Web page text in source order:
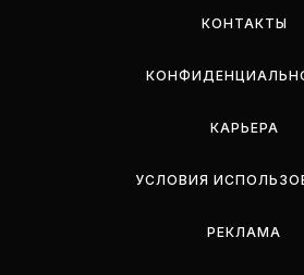
КОНТАКТЫ
КАРЬЕРА
УСЛОВИЯ
РЕКЛАМА